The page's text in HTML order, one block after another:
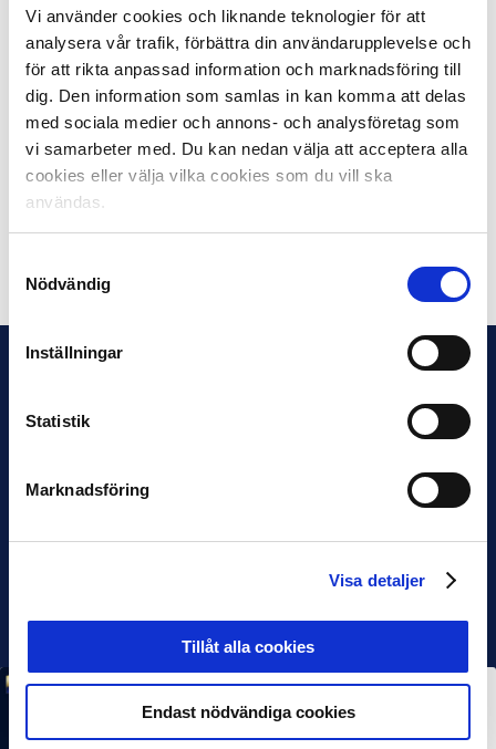
Vi använder cookies och liknande teknologier för att
analysera vår trafik, förbättra din användarupplevelse och
för att rikta anpassad information och marknadsföring till
dig. Den information som samlas in kan komma att delas
med sociala medier och annons- och analysföretag som
vi samarbeter med. Du kan nedan välja att acceptera alla
cookies eller välja vilka cookies som du vill ska
användas.
Nödvändig
Inställningar
Statistik
Marknadsföring
Visa detaljer
Tillåt alla cookies
Endast nödvändiga cookies
tar det på största allvar. De aktörer från kriminell
verksamhet som gett sig in i fotbollen och jobbar där
genom hot och mutor, det är dem kommer vi rikta oss in
mot.
Närmast är det upp till AIK och IFK Göteborg att, i
samråd med Svensk Elitfotboll, komma överens om när
matchen istället ska spelas.
Rösta på Månadens Spelare & Tränare i juli